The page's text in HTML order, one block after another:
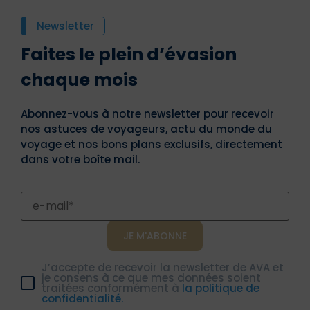
L’AVA Incoming Studies propose une solution
d’assurance qui respecte les normes relatives à
l’entrée et au séjour dans l’Espace Schengen. Ce
contrat inclut :
médicaux, indispensable pour couvrir les
soins liés à des maladies ou des accidents ;
Des prestations d’assistance-
rapatriement, permettant une prise en
ou d’autres situations imprévues.
Cette assurance offre une protection essentielle
pour un séjour sécurisé et conforme aux
exigences administratives des étudiants
Des avantages pensés pour
les étudiants
Newsletter
Faites le plein d’évasion
chaque mois
Abonnez-vous à notre newsletter pour recevoir
nos astuces de voyageurs, actu du monde du
voyage et nos bons plans exclusifs, directement
dans votre boîte mail.
J’accepte de recevoir la newsletter de AVA et
je consens à ce que mes données soient
traitées conformément à la politique de
confidentialité.